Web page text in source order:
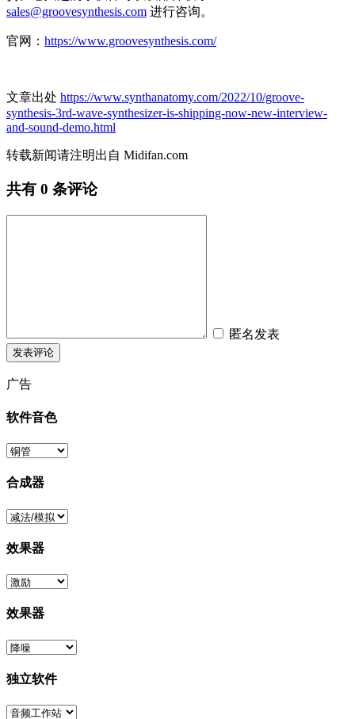
sales@groovesynthesis.com 进行咨询。
官网： https://www.groovesynthesis.com/
文章出处 https://www.synthanatomy.com/2022/10/groove-
synthesis-3rd-wave-synthesizer-is-shipping-now-new-interview-
and-sound-demo.html
转载新闻请注明出自 Midifan.com
共有 0 条评论
匿名发表
广告
软件音色
合成器
效果器
效果器
独立软件